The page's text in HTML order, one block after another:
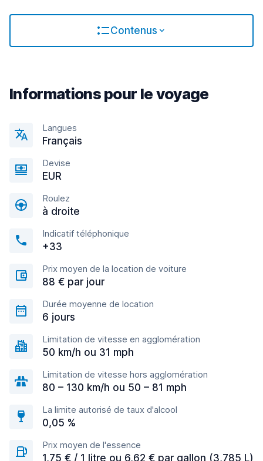
Contenus
Informations pour le voyage
Langues
Français
Devise
EUR
Roulez
à droite
Indicatif téléphonique
+33
Prix moyen de la location de voiture
88 € par jour
Durée moyenne de location
6 jours
Limitation de vitesse en agglomération
50 km/h ou 31 mph
Limitation de vitesse hors agglomération
80 – 130 km/h ou 50 – 81 mph
La limite autorisé de taux d'alcool
0,05 %
Prix moyen de l'essence
1,75 € / 1 litre ou 6,62 € par gallon (3,785 L)